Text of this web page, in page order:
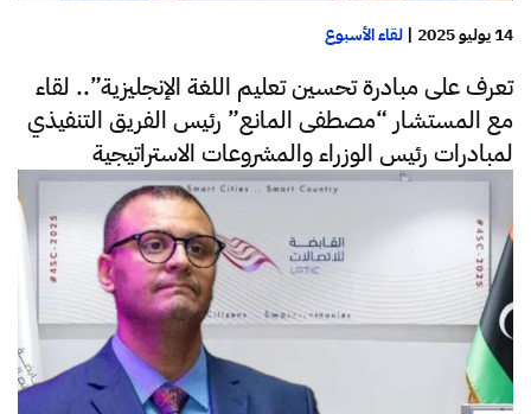
14 يوليو 2025 | لقاء الأسبوع
تعرف على مبادرة تحسين تعليم اللغة الإنجليزية”.. لقاء
مع المستشار “مصطفى المانع” رئيس الفريق التنفيذي
لمبادرات رئيس الوزراء والمشروعات الاستراتيجية